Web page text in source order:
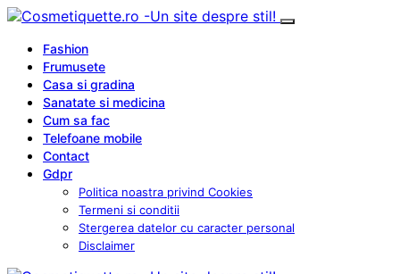
Fashion
Frumusete
Casa si gradina
Sanatate si medicina
Cum sa fac
Telefoane mobile
Contact
Gdpr
Politica noastra privind Cookies
Termeni si conditii
Stergerea datelor cu caracter personal
Disclaimer